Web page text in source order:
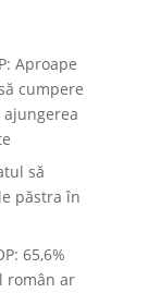
Aproape
cumpere
să
păstra în
65,6%
român ar